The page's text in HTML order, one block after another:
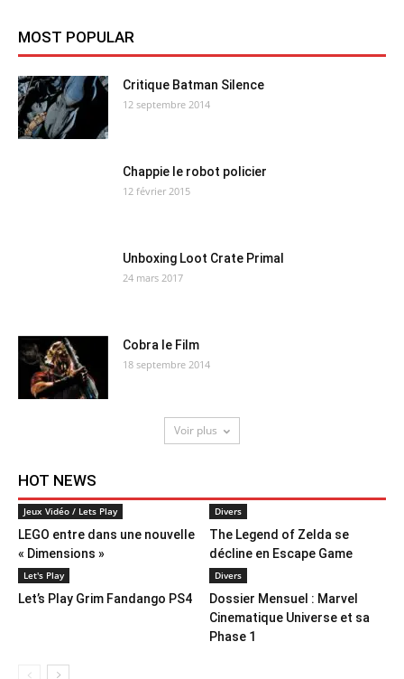
MOST POPULAR
Critique Batman Silence
12 septembre 2014
Chappie le robot policier
12 février 2015
Unboxing Loot Crate Primal
24 mars 2017
Cobra le Film
18 septembre 2014
Voir plus
HOT NEWS
Jeux Vidéo / Lets Play
LEGO entre dans une nouvelle
« Dimensions »
Divers
The Legend of Zelda se
décline en Escape Game
Let's Play
Let’s Play Grim Fandango PS4
Divers
Dossier Mensuel : Marvel
Cinematique Universe et sa
Phase 1